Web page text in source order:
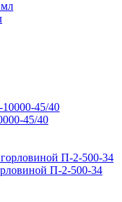
45/40
П-2-500-34